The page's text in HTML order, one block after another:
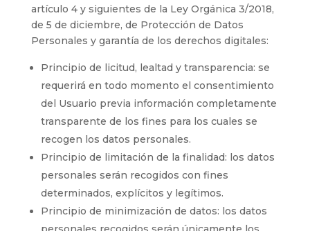
artículo 4 y siguientes de la Ley Orgánica 3/2018,
de 5 de diciembre, de Protección de Datos
Personales y garantía de los derechos digitales:
Principio de licitud, lealtad y transparencia: se
requerirá en todo momento el consentimiento
del Usuario previa información completamente
transparente de los fines para los cuales se
recogen los datos personales.
Principio de limitación de la finalidad: los datos
personales serán recogidos con fines
determinados, explícitos y legítimos.
Principio de minimización de datos: los datos